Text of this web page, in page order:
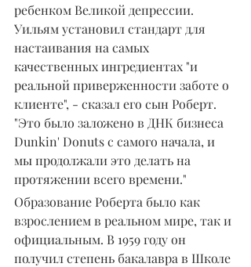
ребенком Великой депрессии.
Уильям установил стандарт для
настаивания на самых
качественных ингредиентах "и
реальной приверженности заботе о
клиенте", - сказал его сын Роберт.
"Это было заложено в ДНК бизнеса
Dunkin' Donuts с самого начала, и
мы продолжали это делать на
протяжении всего времени."
Образование Роберта было как
взрослением в реальном мире, так и
официальным. В 1959 году он
получил степень бакалавра в Школе